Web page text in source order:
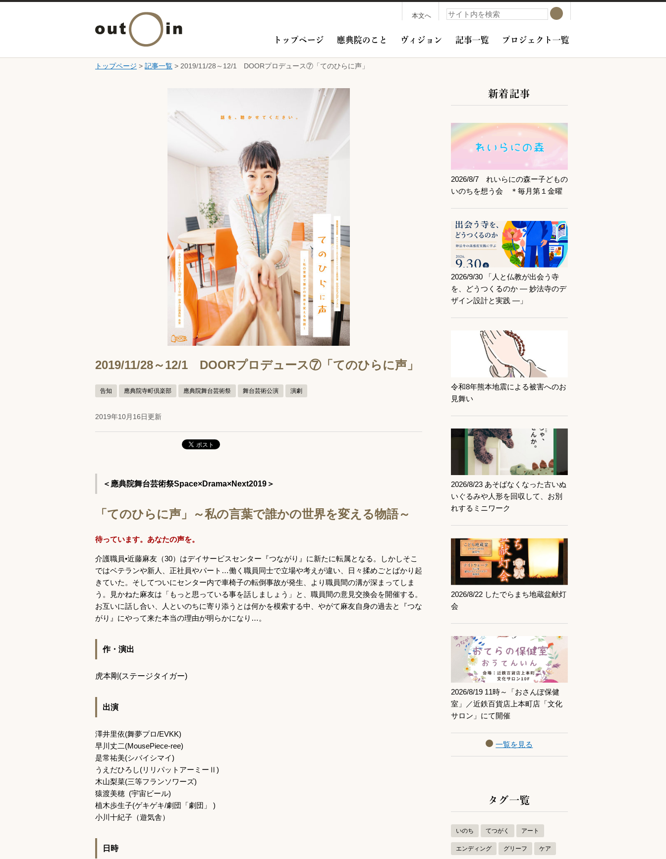
本文へ 検索
検索
トップページ 應典院のこと ヴィジョン 記事一覧 プロジェクト一覧
トップページ > 記事一覧 > 2019/11/28～12/1 DOORプロデュース⑦「てのひらに声」
2019/11/28～12/1 DOORプロデュース⑦「てのひらに声」
告知 應典院寺町倶楽部 應典院舞台芸術祭 舞台芸術公演 演劇
2019年10月16日更新
＜應典院舞台芸術祭Space×Drama×Next2019＞
「てのひらに声」～私の言葉で誰かの世界を変える物語～
待っています。あなたの声を。
介護職員•近藤麻友（30）はデイサービスセンター『つながり』 に新たに転属となる。しかしそこ
ではベテランや新人、 正社員やパート…働く職員同士で立場や考えが違い、
日々揉めごとばかり起
きていた。 そしてついにセンター内で車椅子の転倒事故が発生、
より職員間の溝が深まってしま
う。見かねた麻友は「もっと思っている事を話しましょう」と、 職員間の意見交換会を開催する。
お互いに話し合い、
人といのちに寄り添うとは何かを模索する中、 やがて麻友自身の過去と『つな
がり』 にやって来た本当の理由が明らかになり…。
作・演出
虎本剛 (ステージタイガー)
出演
澤井里依(舞夢プロ/EVKK)
早川丈二(MousePiece-ree)
是常祐美(シバイシマイ)
うえだひろし(リリパットアーミーⅡ )
木山梨菜(三等フランソワーズ)
猿渡美穂 (宇宙ビール)
植木歩生子(ゲキゲキ/劇団「劇団」
)
小川十紀子（遊気舎）
日時
サブコンテンツ
新着記事
2026/8/7 れいらにの森ー子どもの
いのちを想う会 ＊毎月第１金曜
記事を読む
2026/9/30 「人と仏教が出会う寺
を、どうつくるのか ― 妙法寺のデ
ザイン設計と実践 ―」
記事を読む
令和8年熊本地震による被害へのお
見舞い
記事を読む
2026/8/23 あそばなくなった古いぬ
いぐるみや人形を回収して、お別
れするミニワーク
記事を読む
2026/8/22 したでらまち地蔵盆献灯
会
記事を読む
2026/8/19 11時～「おさんぽ保健
室」／近鉄百貨店上本町店「文化
サロン」にて開催
記事を読む
一覧を見る
タグ一覧
いのち てつがく アート
エンディング グリーフ ケア